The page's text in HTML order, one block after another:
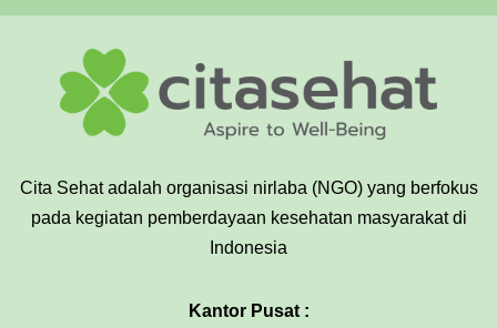
Cita Sehat adalah organisasi nirlaba (NGO) yang berfokus
pada kegiatan pemberdayaan kesehatan masyarakat di
Indonesia
Kantor Pusat :